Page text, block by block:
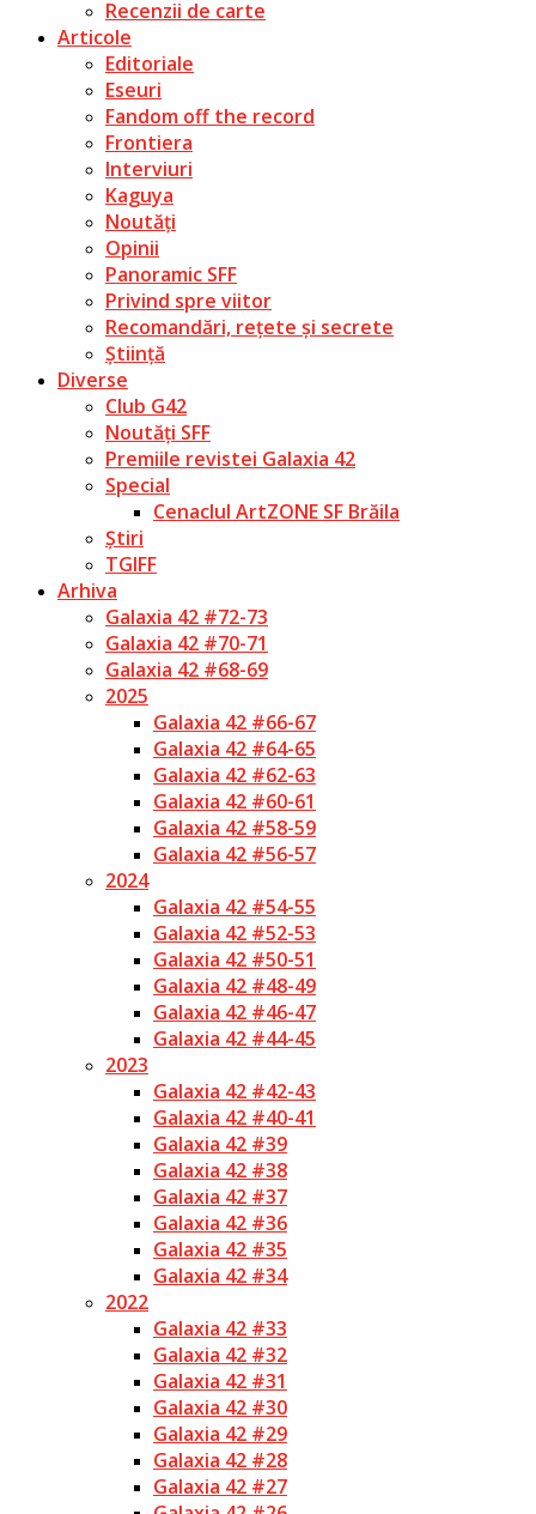
Recenzii de carte
Articole
Editoriale
Eseuri
Fandom off the record
Frontiera
Interviuri
Kaguya
Noutăți
Opinii
Panoramic SFF
Privind spre viitor
Recomandări, rețete și secrete
Știință
Diverse
Club G42
Noutăți SFF
Premiile revistei Galaxia 42
Special
Cenaclul ArtZONE SF Brăila
Știri
TGIFF
Arhiva
Galaxia 42 #72-73
Galaxia 42 #70-71
Galaxia 42 #68-69
2025
Galaxia 42 #66-67
Galaxia 42 #64-65
Galaxia 42 #62-63
Galaxia 42 #60-61
Galaxia 42 #58-59
Galaxia 42 #56-57
2024
Galaxia 42 #54-55
Galaxia 42 #52-53
Galaxia 42 #50-51
Galaxia 42 #48-49
Galaxia 42 #46-47
Galaxia 42 #44-45
2023
Galaxia 42 #42-43
Galaxia 42 #40-41
Galaxia 42 #39
Galaxia 42 #38
Galaxia 42 #37
Galaxia 42 #36
Galaxia 42 #35
Galaxia 42 #34
2022
Galaxia 42 #33
Galaxia 42 #32
Galaxia 42 #31
Galaxia 42 #30
Galaxia 42 #29
Galaxia 42 #28
Galaxia 42 #27